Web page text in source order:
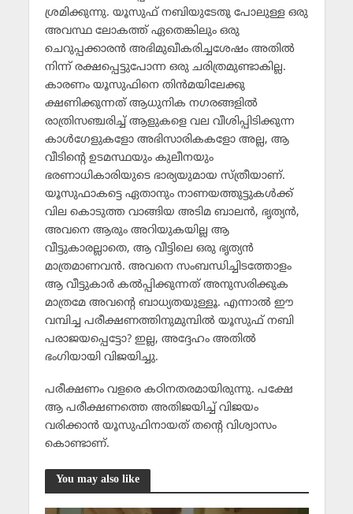
ശ്രമിക്കുന്നു. യൂസുഫ് നബിയുടേതു പോലുള്ള ഒരു
അവസ്ഥ ലോകത്ത് ഏതെങ്കിലും ഒരു
ചെറുപ്പക്കാരന്‍ അഭിമുഖീകരിച്ചശേഷം അതില്‍
നിന്ന് രക്ഷപ്പെട്ടുപോന്ന ഒരു ചരിത്രമുണ്ടാകില്ല.
കാരണം യൂസുഫിനെ തിന്‍മയിലേക്കു
ക്ഷണിക്കുന്നത് ആധുനിക നഗരങ്ങളില്‍
രാത്രിസഞ്ചരിച്ച് ആളുകളെ വല വീശിപ്പിടിക്കുന്ന
കാള്‍ഗേളുകളോ അഭിസാരികകളോ അല്ല, ആ
വീടിന്റെ ഉടമസ്ഥയും കുലീനയും
ഭരണാധികാരിയുടെ ഭാര്യയുമായ സ്ത്രീയാണ്.
യൂസുഫാകട്ടെ ഏതാനും നാണയത്തുട്ടുകള്‍ക്ക്
വില കൊടുത്ത വാങ്ങിയ അടിമ ബാലന്‍, ഭൃത്യന്‍,
അവനെ ആരും അറിയുകയില്ല ആ
വീട്ടുകാരല്ലാതെ, ആ വീട്ടിലെ ഒരു ഭൃത്യന്‍
മാത്രമാണവന്‍. അവനെ സംബന്ധിച്ചിടത്തോളം
ആ വീട്ടുകാര്‍ കല്‍പ്പിക്കുന്നത് അനുസരിക്കുക
മാത്രമേ അവന്റെ ബാധ്യതയുള്ളൂ. എന്നാല്‍ ഈ
വമ്പിച്ച പരീക്ഷണത്തിനുമുമ്പില്‍ യൂസുഫ് നബി
പരാജയപ്പെട്ടോ? ഇല്ല, അദ്ദേഹം അതില്‍
ഭംഗിയായി വിജയിച്ചു.
പരീക്ഷണം വളരെ കഠിനതരമായിരുന്നു. പക്ഷേ
ആ പരീക്ഷണത്തെ അതിജയിച്ച് വിജയം
വരിക്കാന്‍ യൂസുഫിനായത് തന്റെ വിശ്വാസം
കൊണ്ടാണ്.
You may also like